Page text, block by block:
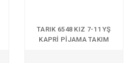
TARIK 6548 KIZ 7-11 YŞ
KAPRİ PİJAMA TAKIM